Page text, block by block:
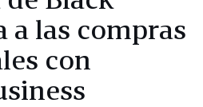
a las compras
con